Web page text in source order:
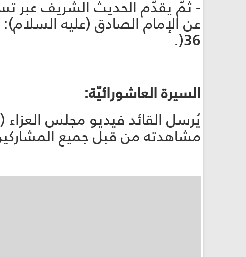
- ثمّ يقدّم الحديث الشريف
عن الإمام الصادق (عليه السلام):
36(.
السيرة العاشورائيّة:
يُرسل القائد فيديو مجلس
مشاهدته من قبل جميع